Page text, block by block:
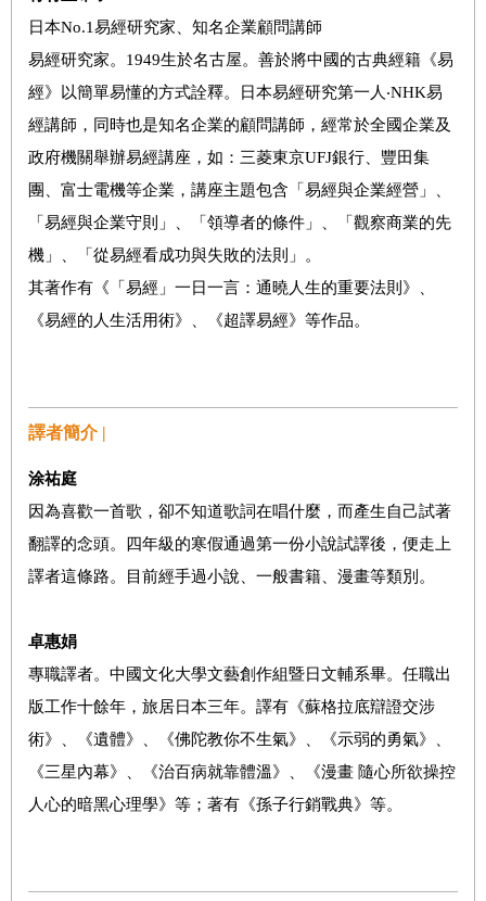
日本No.1易經研究家、知名企業顧問講師
易經研究家。1949生於名古屋。善於將中國的古典經籍《易
經》以簡單易懂的方式詮釋。日本易經研究第一人‧NHK易
經講師，同時也是知名企業的顧問講師，經常於全國企業及
政府機關舉辦易經講座，如：三菱東京UFJ銀行、豐田集
團、富士電機等企業，講座主題包含「易經與企業經營」、
「易經與企業守則」、「領導者的條件」、「觀察商業的先
機」、「從易經看成功與失敗的法則」。
其著作有《「易經」一日一言：通曉人生的重要法則》、
《易經的人生活用術》、《超譯易經》等作品。
譯者簡介 |
涂祐庭
因為喜歡一首歌，卻不知道歌詞在唱什麼，而產生自己試著
翻譯的念頭。四年級的寒假通過第一份小說試譯後，便走上
譯者這條路。目前經手過小說、一般書籍、漫畫等類別。
卓惠娟
專職譯者。中國文化大學文藝創作組暨日文輔系畢。任職出
版工作十餘年，旅居日本三年。譯有《蘇格拉底辯證交涉
術》、《遺體》、《佛陀教你不生氣》、《示弱的勇氣》、
《三星內幕》、《治百病就靠體溫》、《漫畫 隨心所欲操控
人心的暗黑心理學》等；著有《孫子行銷戰典》等。